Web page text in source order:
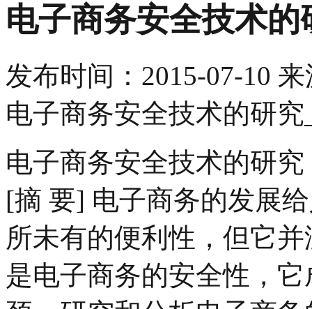
电子商务安全技术
发布时间： 2015-07-10 来
电子商务安全技术的研
电子商务安全技术的研究
[摘 要] 电子商务的发展
所未有的便利性，但它
是电子商务的安全性，